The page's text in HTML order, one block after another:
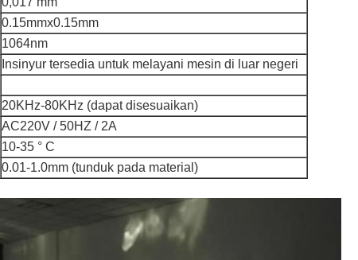
0.15mmx0.15mm
1064nm
Insinyur tersedia untuk melayani mesin di luar negeri
20KHz-80KHz (dapat disesuaikan)
AC220V / 50HZ / 2A
10-35 ° C
0.01-1.0mm (tunduk pada material)